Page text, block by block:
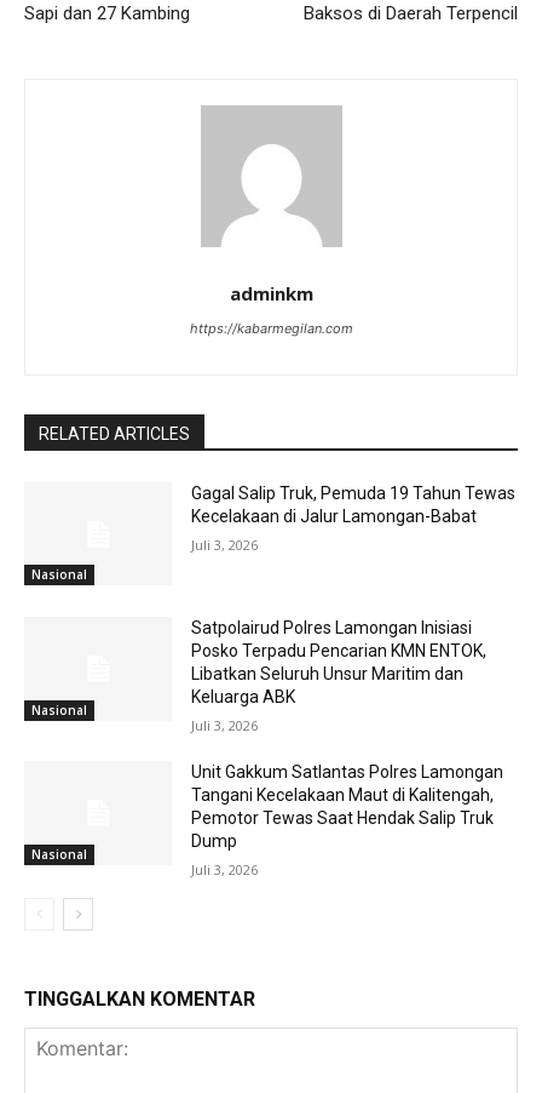
Sapi dan 27 Kambing
Baksos di Daerah Terpencil
adminkm
https://kabarmegilan.com
RELATED ARTICLES
Nasional
Gagal Salip Truk, Pemuda 19 Tahun Tewas
Kecelakaan di Jalur Lamongan-Babat
Juli 3, 2026
Nasional
Satpolairud Polres Lamongan Inisiasi
Posko Terpadu Pencarian KMN ENTOK,
Libatkan Seluruh Unsur Maritim dan
Keluarga ABK
Juli 3, 2026
Nasional
Unit Gakkum Satlantas Polres Lamongan
Tangani Kecelakaan Maut di Kalitengah,
Pemotor Tewas Saat Hendak Salip Truk
Dump
Juli 3, 2026
TINGGALKAN KOMENTAR